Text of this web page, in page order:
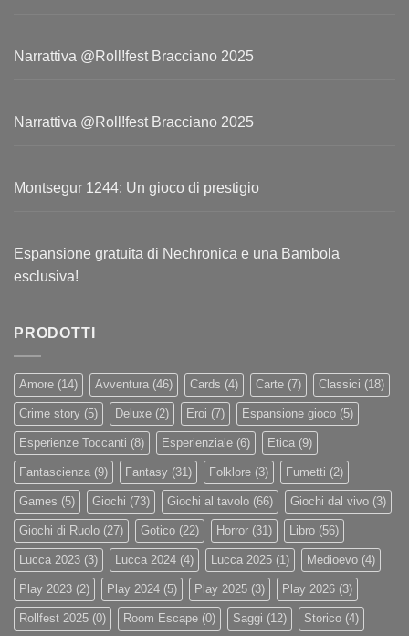
Narrattiva @Roll!fest Bracciano 2025
Narrattiva @Roll!fest Bracciano 2025
Montsegur 1244: Un gioco di prestigio
Espansione gratuita di Nechronica e una Bambola
esclusiva!
PRODOTTI
Amore (14) Avventura (46) Cards (4) Carte (7) Classici (18)
Crime story (5) Deluxe (2) Eroi (7) Espansione gioco (5)
Esperienze Toccanti (8) Esperienziale (6) Etica (9)
Fantascienza (9) Fantasy (31) Folklore (3) Fumetti (2)
Games (5) Giochi (73) Giochi al tavolo (66) Giochi dal vivo (3)
Giochi di Ruolo (27) Gotico (22) Horror (31) Libro (56)
Lucca 2023 (3) Lucca 2024 (4) Lucca 2025 (1) Medioevo (4)
Play 2023 (2) Play 2024 (5) Play 2025 (3) Play 2026 (3)
Rollfest 2025 (0) Room Escape (0) Saggi (12) Storico (4)